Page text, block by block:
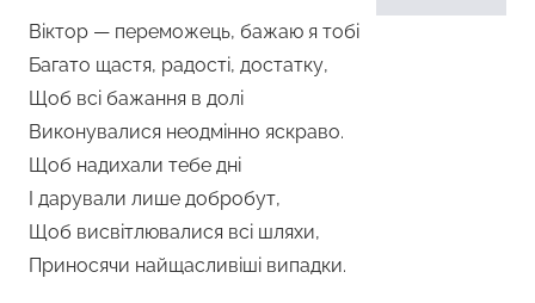
Віктор — переможець, бажаю я тобі
Багато щастя, радості, достатку,
Щоб всі бажання в долі
Виконувалися неодмінно яскраво.
Щоб надихали тебе дні
І дарували лише добробут,
Щоб висвітлювалися всі шляхи,
Приносячи найщасливіші випадки.